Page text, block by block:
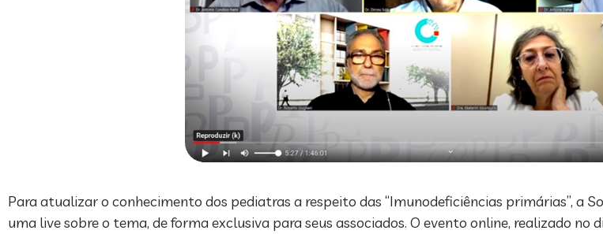
Para atualizar o conhecimento dos pediatras a respeito das “Imunodeficiências primárias”, a
uma live sobre o tema, de forma exclusiva para seus associados. O evento online, realizado